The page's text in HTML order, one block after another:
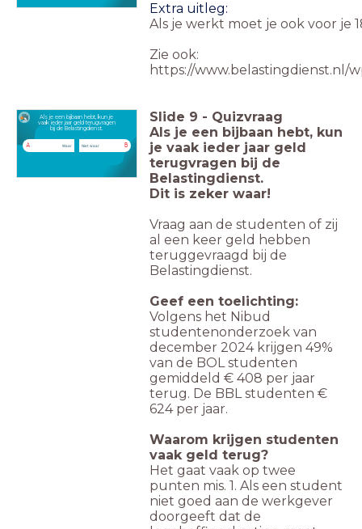
Extra uitleg:
Als je werkt moet je ook voor je
Zie ook:
https://www.belastingdienst.nl/
Als je een bijbaan hebt, kun je
vaak ieder jaar geld terugvragen
bij de Belastingdienst.
A Waar B
Niet waar
Slide 9 - Quizvraag
Als je een bijbaan hebt, kun
je vaak ieder jaar geld
terugvragen bij de
Belastingdienst.
Dit is zeker waar!
Vraag aan de studenten of zij
al een keer geld hebben
teruggevraagd bij de
Belastingdienst.
Geef een toelichting:
Volgens het Nibud
studentenonderzoek van
december 2024 krijgen 49%
van de BOL studenten
gemiddeld € 408 per jaar
terug. De BBL studenten €
624 per jaar.
Waarom krijgen studenten
vaak geld terug?
Het gaat vaak op twee
punten mis. 1. Als een student
niet goed aan de werkgever
doorgeeft dat de